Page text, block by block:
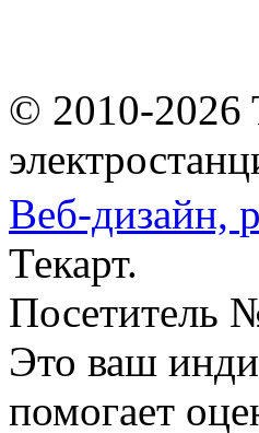
© 2010-
Веб-дизайн,
Текарт.
Посетитель
Это ваш
помогает